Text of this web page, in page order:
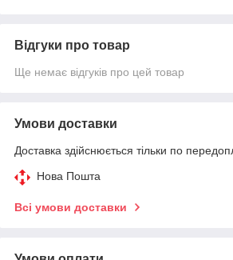
Відгуки про товар
Ще немає відгуків про цей товар
Умови доставки
Доставка здійснюється тільки по
Нова Пошта
Всі умови доставки